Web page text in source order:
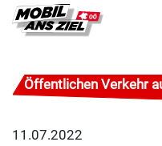
Öffentlichen Verkehr
11.07.2022